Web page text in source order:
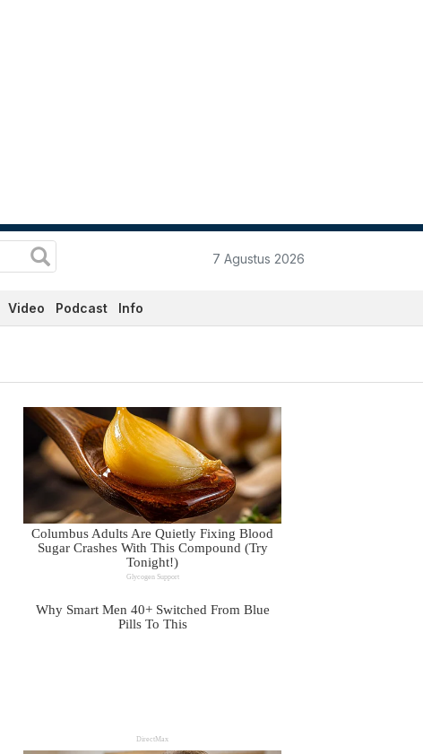
7 Agustus 2026
Video Podcast Info